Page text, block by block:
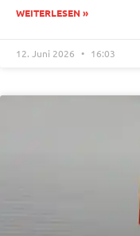
WEITERLESEN »
12. Juni 2026 16:03